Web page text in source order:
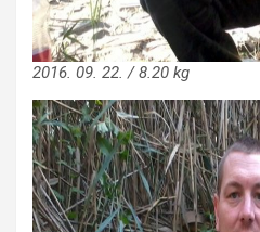
2016. 09. 22. / 8.20 kg